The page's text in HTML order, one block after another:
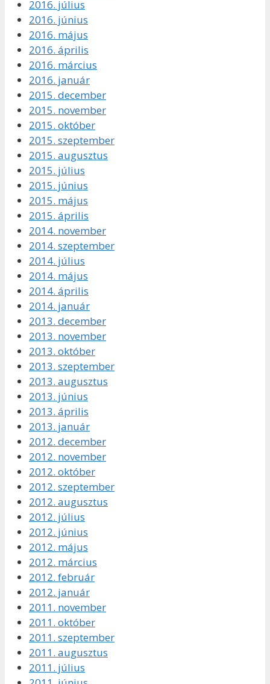
2016. július
2016. június
2016. május
2016. április
2016. március
2016. január
2015. december
2015. november
2015. október
2015. szeptember
2015. augusztus
2015. július
2015. június
2015. május
2015. április
2014. november
2014. szeptember
2014. július
2014. május
2014. április
2014. január
2013. december
2013. november
2013. október
2013. szeptember
2013. augusztus
2013. június
2013. április
2013. január
2012. december
2012. november
2012. október
2012. szeptember
2012. augusztus
2012. július
2012. június
2012. május
2012. március
2012. február
2012. január
2011. november
2011. október
2011. szeptember
2011. augusztus
2011. július